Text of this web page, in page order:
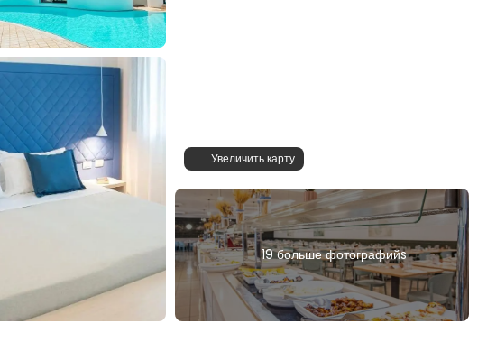
Увеличить карту
19 больше фотографийs